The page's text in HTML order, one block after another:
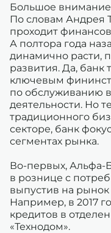
Большое
По словам Андрея
проходит
А полтора года
динамично расти,
развития. Да, банк
ключевым
по обслуживанию
деятельности. Но
традиционного
секторе, банк
сегментах рынка.
Во-первых, Альфа-
в рознице с
выпустив на
Например, в 2017
кредитов в
«Технодом».